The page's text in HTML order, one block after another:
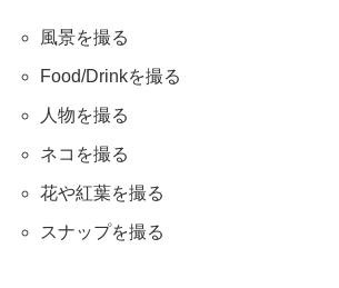
風景を撮る
Food/Drinkを撮る
人物を撮る
ネコを撮る
花や紅葉を撮る
スナップを撮る